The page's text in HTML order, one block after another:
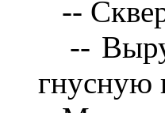
--
--
гнусную